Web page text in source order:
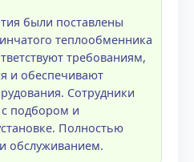
были поставлены
теплообменника
требованиям,
и обеспечивают
Сотрудники
с подбором и
Полностью
обслуживанием.